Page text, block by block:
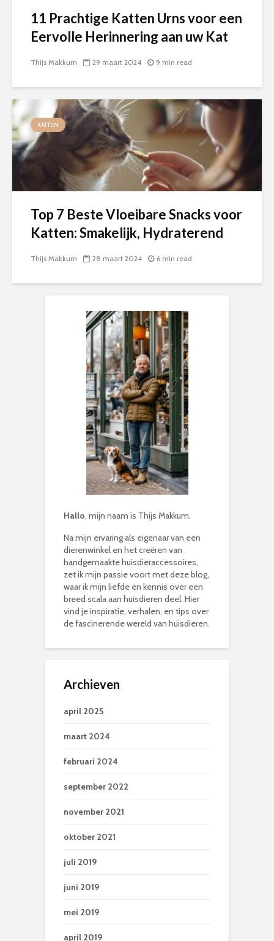
11 Prachtige Katten Urns voor een
Eervolle Herinnering aan uw Kat
Thijs Makkum 29 maart 2024 9 min read
KATTEN
Top 7 Beste Vloeibare Snacks voor
Katten: Smakelijk, Hydraterend
Thijs Makkum 28 maart 2024 6 min read
Hallo, mijn naam is Thijs Makkum.
Na mijn ervaring als eigenaar van een
dierenwinkel en het creëren van
handgemaakte huisdieraccessoires,
zet ik mijn passie voort met deze blog,
waar ik mijn liefde en kennis over een
breed scala aan huisdieren deel. Hier
vind je inspiratie, verhalen, en tips over
de fascinerende wereld van huisdieren.
Archieven
april 2025
maart 2024
februari 2024
september 2022
november 2021
oktober 2021
juli 2019
juni 2019
mei 2019
april 2019